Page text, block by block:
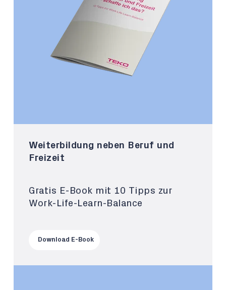
Weiterbildung neben Beruf und
Freizeit
Gratis E-Book mit 10 Tipps zur
Work-Life-Learn-Balance
Download E-Book